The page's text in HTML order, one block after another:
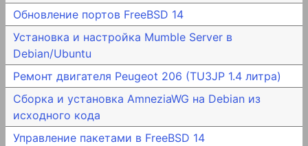
Обновление портов FreeBSD 14
Установка и настройка Mumble Server в
Debian/Ubuntu
Ремонт двигателя Peugeot 206 (TU3JP 1.4 литра)
Сборка и установка AmneziaWG на Debian из
исходного кода
Управление пакетами в FreeBSD 14